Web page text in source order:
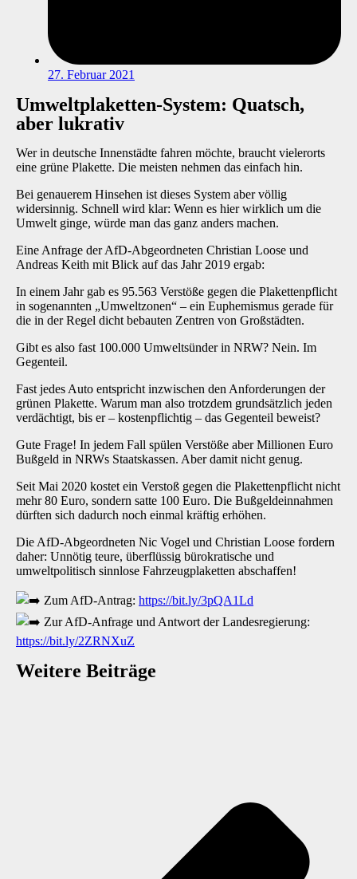
27. Februar 2021
Umweltplaketten-System: Quatsch,
aber lukrativ
Wer in deutsche Innenstädte fahren möchte, braucht vielerorts
eine grüne Plakette. Die meisten nehmen das einfach hin.
Bei genauerem Hinsehen ist dieses System aber völlig
widersinnig. Schnell wird klar: Wenn es hier wirklich um die
Umwelt ginge, würde man das ganz anders machen.
Eine Anfrage der AfD-Abgeordneten Christian Loose und
Andreas Keith mit Blick auf das Jahr 2019 ergab:
In einem Jahr gab es 95.563 Verstöße gegen die Plakettenpflicht
in sogenannten „Umweltzonen“ – ein Euphemismus gerade für
die in der Regel dicht bebauten Zentren von Großstädten.
Gibt es also fast 100.000 Umweltsünder in NRW? Nein. Im
Gegenteil.
Fast jedes Auto entspricht inzwischen den Anforderungen der
grünen Plakette. Warum man also trotzdem grundsätzlich jeden
verdächtigt, bis er – kostenpflichtig – das Gegenteil beweist?
Gute Frage! In jedem Fall spülen Verstöße aber Millionen Euro
Bußgeld in NRWs Staatskassen. Aber damit nicht genug.
Seit Mai 2020 kostet ein Verstoß gegen die Plakettenpflicht nicht
mehr 80 Euro, sondern satte 100 Euro. Die Bußgeldeinnahmen
dürften sich dadurch noch einmal kräftig erhöhen.
Die AfD-Abgeordneten Nic Vogel und Christian Loose fordern
daher: Unnötig teure, überflüssig bürokratische und
umweltpolitisch sinnlose Fahrzeugplaketten abschaffen!
Zum AfD-Antrag: https://bit.ly/3pQA1Ld
Zur AfD-Anfrage und Antwort der Landesregierung:
https://bit.ly/2ZRNXuZ
Weitere Beiträge